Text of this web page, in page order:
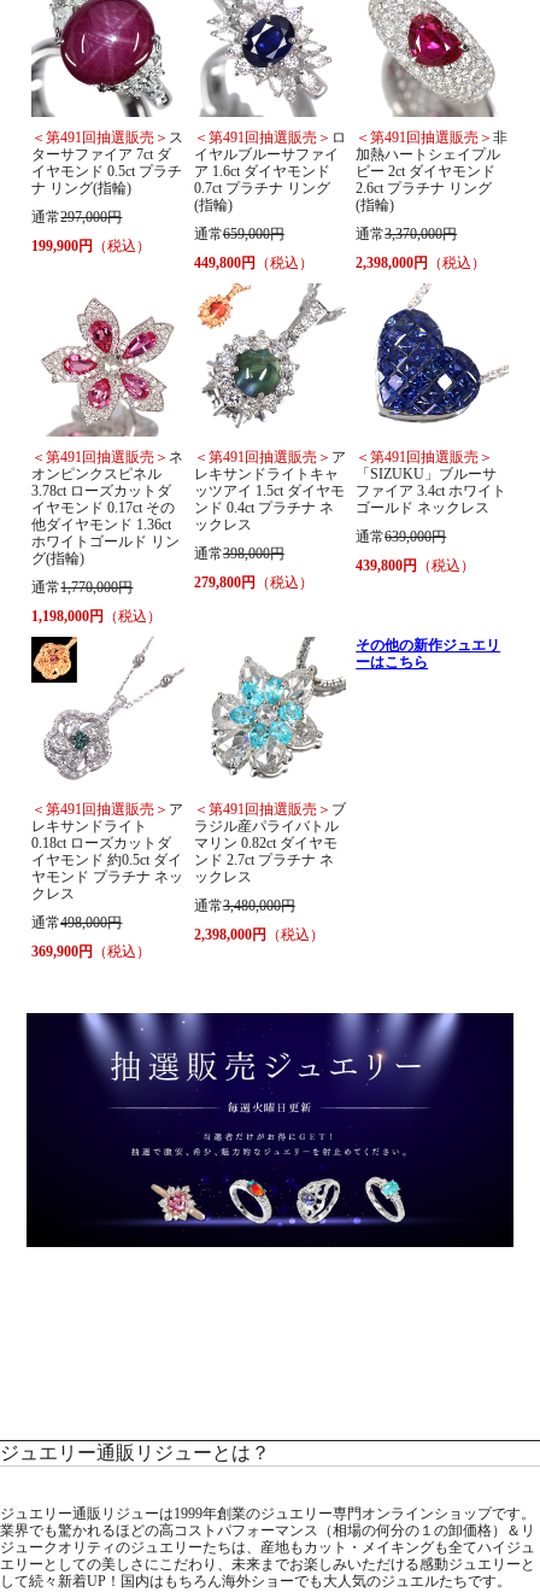
＜第491回抽選販売＞ ス
ターサファイア 7ct ダ
イヤモンド 0.5ct プラチ
ナ リング(指輪)
通常297,000円
199,900円
（税込）
＜第491回抽選販売＞ ロ
イヤルブルーサファイ
ア 1.6ct ダイヤモンド
0.7ct プラチナ リング
(指輪)
通常659,000円
449,800円
（税込）
＜第491回抽選販売＞非
加熱ハートシェイプル
ビー 2ct ダイヤモンド
2.6ct プラチナ リング
(指輪)
通常3,370,000円
2,398,000円
（税込）
＜第491回抽選販売＞ ネ
オンピンクスピネル
3.78ct ローズカットダ
イヤモンド 0.17ct その
他ダイヤモンド 1.36ct
ホワイトゴールド リン
グ(指輪)
通常1,770,000円
1,198,000円 （税込）
＜第491回抽選販売＞ ア
レキサンドライトキャ
ッツアイ 1.5ct ダイヤモ
ンド 0.4ct プラチナ ネ
ックレス
通常398,000円
279,800円 （税込）
＜第491回抽選販売＞
「SIZUKU」ブルーサ
ファイア 3.4ct ホワイト
ゴールド ネックレス
通常639,000円
439,800円 （税込）
＜第491回抽選販売＞ ア
レキサンドライト
0.18ct ローズカットダ
イヤモンド 約0.5ct ダイ
ヤモンド プラチナ ネッ
クレス
通常498,000円
369,900円
（税込）
＜第491回抽選販売＞ ブ
ラジル産パライバトル
マリン 0.82ct ダイヤモ
ンド 2.7ct プラチナ ネ
ックレス
通常3,480,000円
2,398,000円
（税込）
その他の新作ジュエリ
ーはこちら
ジュエリー通販リジューとは？
ジュエリー通販リジューは1999年創業のジュエリー専門オンラインショップです。
業界でも驚かれるほどの高コストパフォーマンス（相場の何分の１の卸価格）＆リ
ジュークオリティのジュエリーたちは、産地もカット・メイキングも全てハイジュ
エリーとしての美しさにこだわり、未来までお楽しみいただける感動ジュエリーと
して続々新着UP！国内はもちろん海外ショーでも大人気のジュエルたちです。